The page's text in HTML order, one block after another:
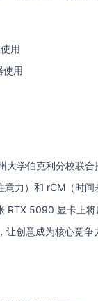
用
使用
学伯克利分校联
力）和 rCM（时间
RTX 5090 显卡上
让创意成为核心竞争